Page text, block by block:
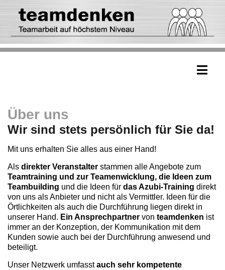
Über uns
Wir sind stets persönlich für Sie da!
Mit uns erhalten Sie alles aus einer Hand!
Als direkter Veranstalter stammen alle Angebote zum
Teamtraining und zur Teamenwicklung, die Ideen zum
Teambuilding und die Ideen für das Azubi-Training direkt
von uns als Anbieter und nicht als Vermittler. Ideen für die
Örtlichkeiten als auch die Durchführung liegen direkt in
unserer Hand. Ein Ansprechpartner von teamdenken ist
immer an der Konzeption, der Kommunikation mit dem
Kunden sowie auch bei der Durchführung anwesend und
beteiligt.
Unser Netzwerk umfasstauch sehr kompetente